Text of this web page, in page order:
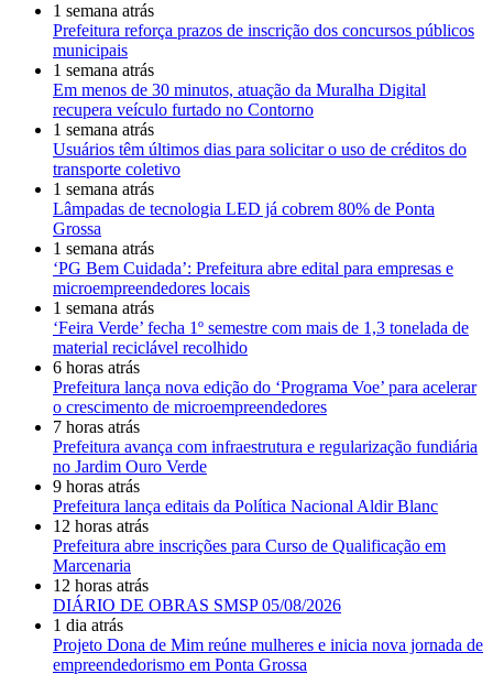
1 semana atrás
Prefeitura reforça prazos de inscrição dos concursos públicos
municipais
1 semana atrás
Em menos de 30 minutos, atuação da Muralha Digital
recupera veículo furtado no Contorno
1 semana atrás
Usuários têm últimos dias para solicitar o uso de créditos do
transporte coletivo
1 semana atrás
Lâmpadas de tecnologia LED já cobrem 80% de Ponta
Grossa
1 semana atrás
‘PG Bem Cuidada’: Prefeitura abre edital para empresas e
microempreendedores locais
1 semana atrás
‘Feira Verde’ fecha 1º semestre com mais de 1,3 tonelada de
material reciclável recolhido
6 horas atrás
Prefeitura lança nova edição do ‘Programa Voe’ para acelerar
o crescimento de microempreendedores
7 horas atrás
Prefeitura avança com infraestrutura e regularização fundiária
no Jardim Ouro Verde
9 horas atrás
Prefeitura lança editais da Política Nacional Aldir Blanc
12 horas atrás
Prefeitura abre inscrições para Curso de Qualificação em
Marcenaria
12 horas atrás
DIÁRIO DE OBRAS SMSP 05/08/2026
1 dia atrás
Projeto Dona de Mim reúne mulheres e inicia nova jornada de
empreendedorismo em Ponta Grossa